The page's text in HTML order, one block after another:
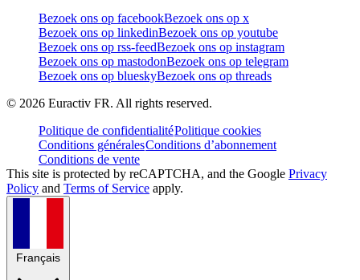
Bezoek ons op facebookBezoek ons op x
Bezoek ons op linkedinBezoek ons op youtube
Bezoek ons op rss-feedBezoek ons op instagram
Bezoek ons op mastodonBezoek ons op telegram
Bezoek ons op blueskyBezoek ons op threads
© 2026 Euractiv FR. All rights reserved.
Politique de confidentialitéPolitique cookies
Conditions généralesConditions d’abonnement
Conditions de vente
This site is protected by reCAPTCHA, and the Google Privacy
Policy and Terms of Service apply.
Français